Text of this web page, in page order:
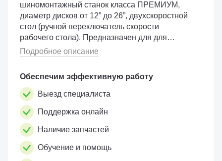
шиномонтажный станок класса ПРЕМИУМ,
диаметр дисков от 12” до 26”, двухскоростной
стол (ручной переключатель скорости
рабочего стола). Предназначен для для
профессионального монтажа и демонтажа
камерных и бескамерных шин легковых
одностороннего действия с возвратной
пружиной, что существенно увеличивает
скорость механизма отрыва борта. Корпус
цилиндра выполнен из алюминиевого сплава,
не подвергающегося коррозии. Конструкция и
размер рабочего пространства отжимной
лопатки позволяют эффективно работать с
большими и широкими колесами. Вращение
Подробное описание
Обеспечим эффективную работу
Выезд специалиста
Поддержка онлайн
Наличие запчастей
Обучение и помощь